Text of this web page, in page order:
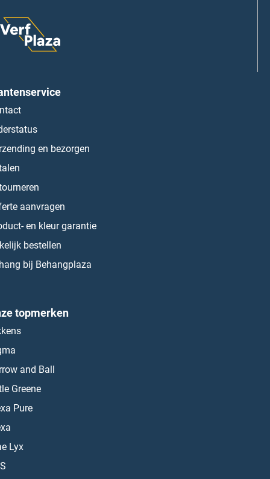
en bezorgen
aanvragen
en kleur garantie
bestellen
bij Behangplaza
topmerken
and Ball
Greene
Pure
Lyx